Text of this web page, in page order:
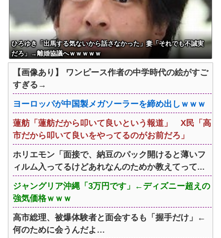
ひろゆき「出馬する気ないから話さなかった」妻「それでも不誠実
だろ」→離婚協議へｗｗｗｗｗ
【画像あり】 ワンピース作者の中学時代の絵がすご
すぎる→
ヨーロッパが中国製メガソーラーを締め出しｗｗｗ
蓮舫「蓮舫だから叩いて良いという報道」 X民「高
市だから叩いて良いをやってるのがお前だろ」
ホリエモン「面接で、納豆のパック開けると薄いフ
ィルム入ってるけどあれなんのためか教えてって...
ジャングリア沖縄「3万円です」←ディズニー超えの
強気価格ｗｗｗ
高市総理、被爆体験者と面会するも「握手だけ」←
何のために会うんだよ…